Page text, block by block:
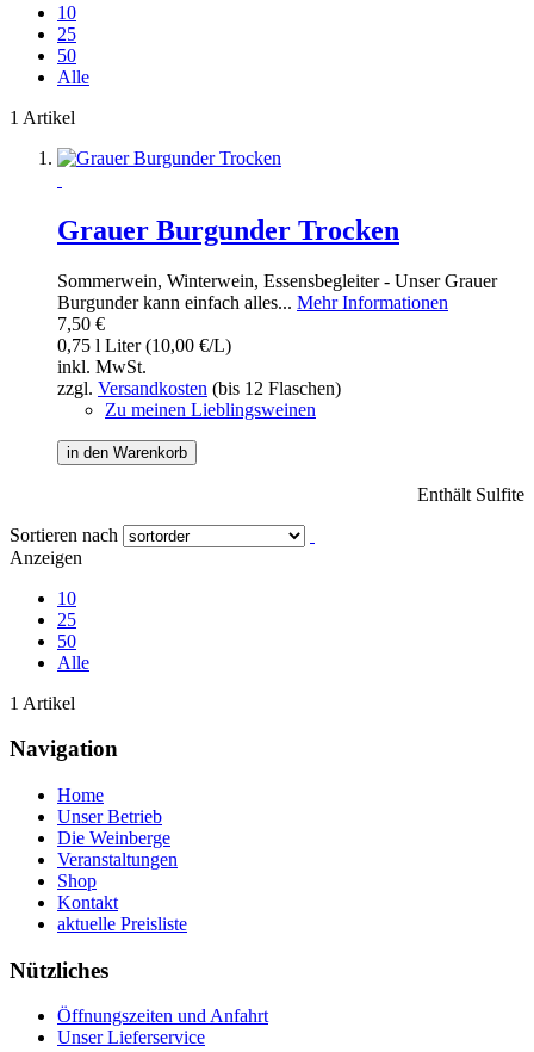
10
25
50
Alle
1 Artikel
Grauer Burgunder Trocken
Sommerwein, Winterwein, Essensbegleiter - Unser Grauer
Burgunder kann einfach alles... Mehr Informationen
7,50 €
0,75 l Liter (10,00 €/L)
inkl. MwSt.
zzgl. Versandkosten (bis 12 Flaschen)
Zu meinen Lieblingsweinen
in den Warenkorb
Enthält Sulfite
Sortieren nach
Anzeigen
10
25
50
Alle
1 Artikel
Navigation
Home
Unser Betrieb
Die Weinberge
Veranstaltungen
Shop
Kontakt
aktuelle Preisliste
Nützliches
Öffnungszeiten und Anfahrt
Unser Lieferservice